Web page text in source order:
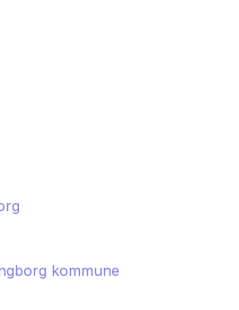
kommune